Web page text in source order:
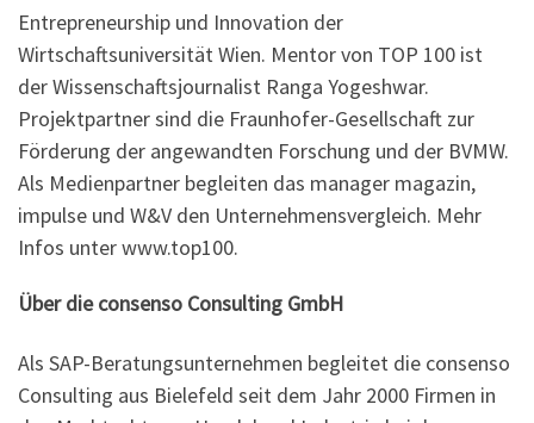
Entrepreneurship und Innovation der
Wirtschaftsuniversität Wien. Mentor von TOP 100 ist
der Wissenschaftsjournalist Ranga Yogeshwar.
Projektpartner sind die Fraunhofer-Gesellschaft zur
Förderung der angewandten Forschung und der BVMW.
Als Medienpartner begleiten das manager magazin,
impulse und W&V den Unternehmensvergleich. Mehr
Infos unter www.top100.
Über die consenso Consulting GmbH
Als SAP-Beratungsunternehmen begleitet die consenso
Consulting aus Bielefeld seit dem Jahr 2000 Firmen in